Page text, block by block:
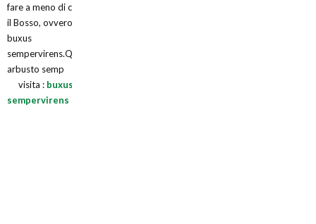
fare a meno di citare
il Bosso, ovvero:
buxus
sempervirens.Questo
arbusto semp
visita : buxus
sempervirens